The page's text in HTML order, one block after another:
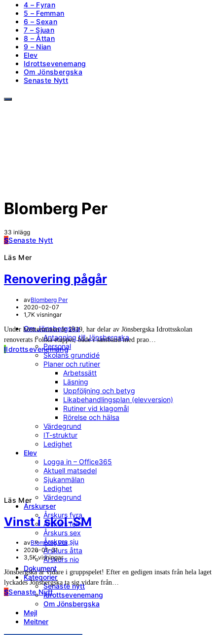
4 – Fyran
5 – Femman
6 – Sexan
7 – Sjuan
8 – Åttan
9 – Nian
Elev
Idrottsevenemang
Om Jönsbergska
Senaste Nytt
Om Jönsbergska
Antagning till Jönsbergska
Personal
Skolans grundidé
Planer och rutiner
Arbetssätt
Läsning
Uppföljning och betyg
Likabehandlingsplan (elevversion)
Rutiner vid klagomål
Rörelse och hälsa
Värdegrund
IT-struktur
Ledighet
Elev
Logga in – Office365
Aktuell matsedel
Sjukanmälan
Ledighet
Värdegrund
Årskurser
Årskurs fyra
Årskurs fem
Årskurs sex
Årskurs sju
Årskurs åtta
Årskurs nio
Dokument
Kategorier
Senaste nytt
Idrottsevenemang
Om Jönsbergska
Mejl
Meitner
Blomberg Per
33 inlägg
SSenaste Nytt
Läs Mer
Renovering pågår
avBlomberg Per
2020-02-07
1,7K visningar
Under höstterminen år 2019, har delar av Jönsbergska Idrottsskolan
renoverats i olika etapper, både i samband med prao…
IIdrottsevenemang
Läs Mer
Vinst i skol-SM
avBlomberg Per
2020-01-31
3,5K visningar
Jönsbergska är vidare i gruppspelet! Efter en gedigen insats från hela laget
lyckades Jönsbergska ta sig vidare från…
SSenaste Nytt